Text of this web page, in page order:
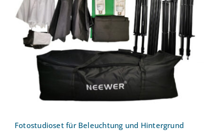
Fotostudioset für Beleuchtung und
Hintergrund Neewer 2 – Option B
Fotostudioset für Beleuchtung und Hintergrund